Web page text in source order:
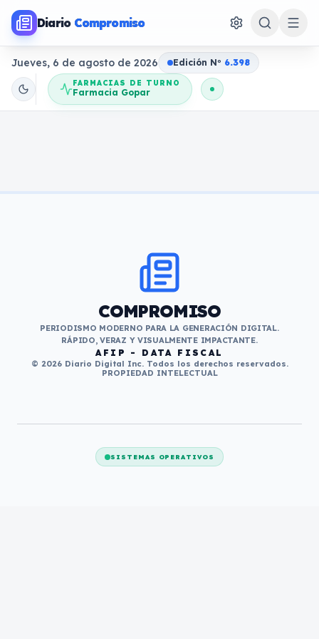
Diario Compromiso
Jueves, 6 de agosto de 2026 Edición No 6.398
FARMACIAS DE TURNO
Farmacia Gopar
COMPROMISO
PERIODISMO MODERNO PARA LA GENERACIÓN DIGITAL.
RÁPIDO, VERAZ Y VISUALMENTE IMPACTANTE.
AFIP - DATA FISCAL
© 2026 Diario Digital Inc. Todos los derechos reservados.
PROPIEDAD INTELECTUAL
SISTEMAS OPERATIVOS